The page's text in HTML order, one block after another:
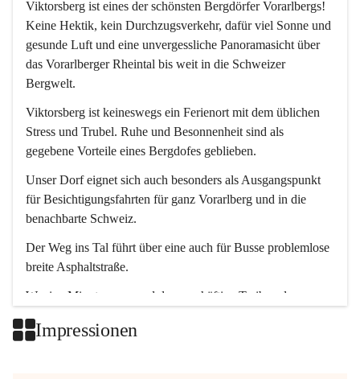
Viktorsberg ist eines der schönsten Bergdörfer Vorarlbergs!
Keine Hektik, kein Durchzugsverkehr, dafür viel Sonne und
gesunde Luft und eine unvergessliche Panoramasicht über
das Vorarlberger Rheintal bis weit in die Schweizer
Bergwelt.
Viktorsberg ist keineswegs ein Ferienort mit dem üblichen
Stress und Trubel. Ruhe und Besonnenheit sind als
gegebene Vorteile eines Bergdofes geblieben.
Unser Dorf eignet sich auch besonders als Ausgangspunkt
für Besichtigungsfahrten für ganz Vorarlberg und in die
benachbarte Schweiz.
Der Weg ins Tal führt über eine auch für Busse problemlose
breite Asphaltstraße.
Wenige Minuten nur, und das geschäftige Treiben der
Impressionen